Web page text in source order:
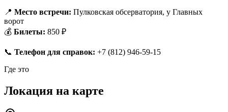
📍 Место встречи: Пулковская обсерватория, у Главных
ворот
💰 Билеты: 850 ₽
📞 Телефон для справок: +7 (812) 946-59-15
Где это
Локация на карте